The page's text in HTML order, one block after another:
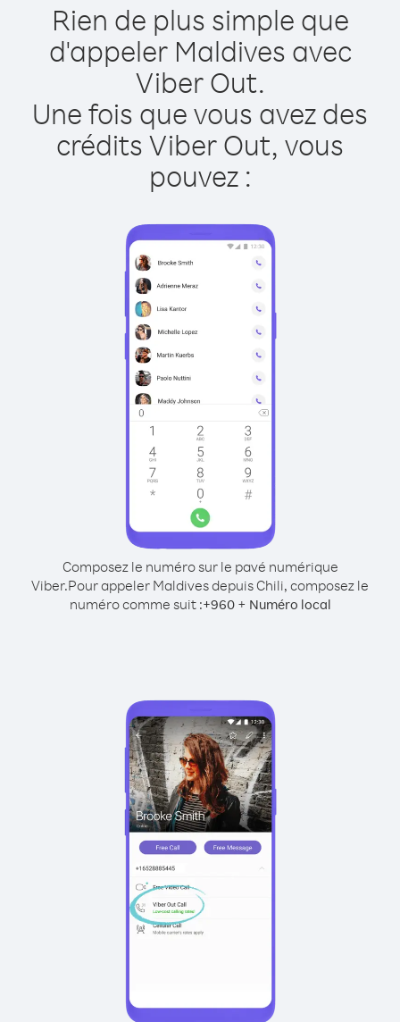
Rien de plus simple que
d'appeler Maldives avec
Viber Out.
Une fois que vous avez des
crédits Viber Out, vous
pouvez :
Composez le numéro sur le pavé numérique
Viber.Pour appeler Maldives depuis Chili, composez le
numéro comme suit :+960+ Numéro local